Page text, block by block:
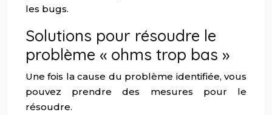
les bugs.
Solutions pour résoudre le
problème « ohms trop bas »
Une fois la cause du problème identifiée, vous
pouvez prendre des mesures pour le
résoudre.